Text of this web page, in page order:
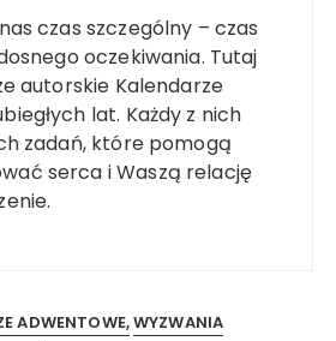
czas szczególny – czas
oczekiwania. Tutaj
autorskie Kalendarze
lat. Każdy z nich
zadań, które pomogą
serca i Waszą relację
ADWENTOWE WYZWANIA